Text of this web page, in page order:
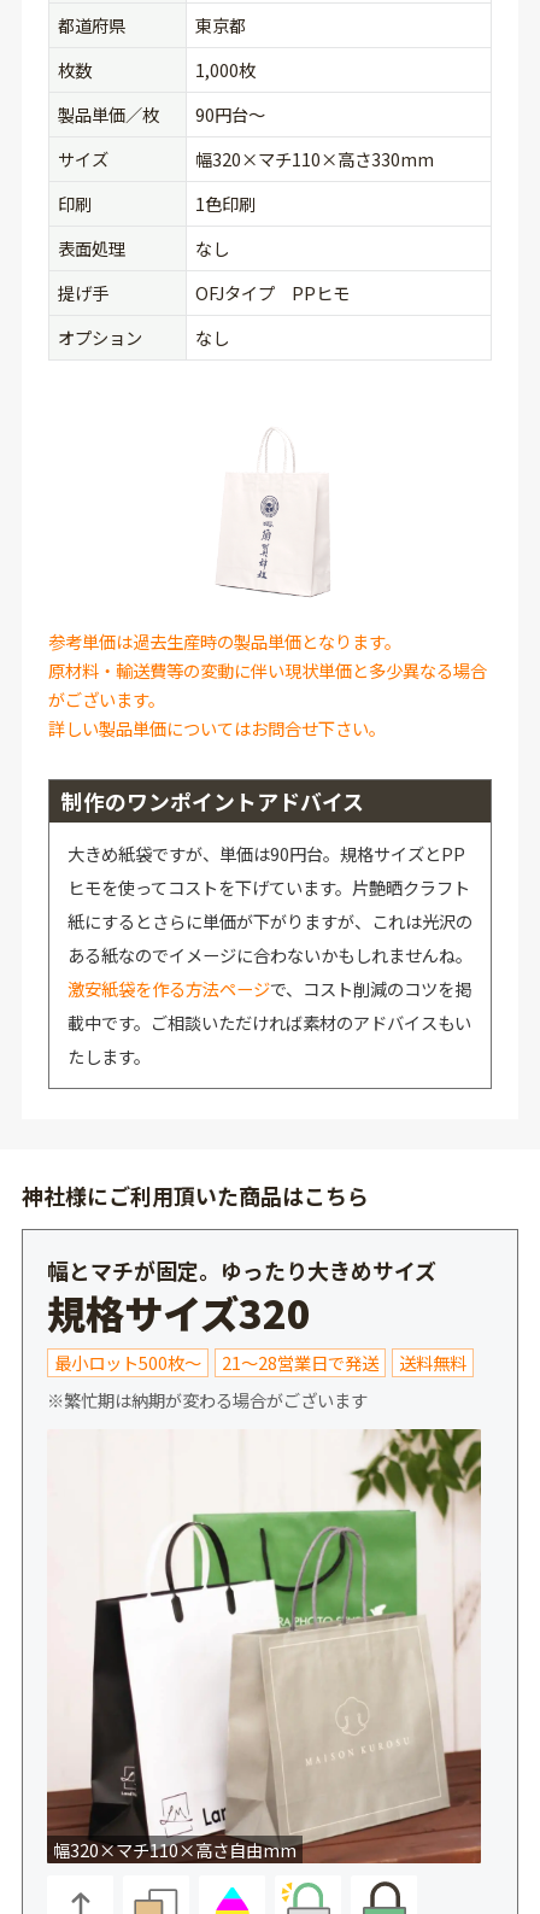
都道府県
東京都
枚数
1,000枚
製品単価／枚
90円台〜
サイズ
幅320×マチ110×高さ330mm
印刷
1色印刷
表面処理
なし
提げ手
OFJタイプ PPヒモ
オプション
なし
参考単価は過去生産時の製品単価となります。
原材料・輸送費等の変動に伴い現状単価と多少異なる場合
がございます。
詳しい製品単価についてはお問合せ下さい。
制作のワンポイントアドバイス
大きめ紙袋ですが、単価は90円台。規格サイズとPP
ヒモを使ってコストを下げています。片艶晒クラフト
紙にするとさらに単価が下がりますが、これは光沢の
ある紙なのでイメージに合わないかもしれませんね。
激安紙袋を作る方法ページで、コスト削減のコツを掲
載中です。ご相談いただければ素材のアドバイスもい
たします。
神社様にご利用頂いた商品はこちら
幅とマチが固定。ゆったり大きめサイズ
規格サイズ320
最小ロット500枚～ 21～28営業日で発送
送料無料
※繁忙期は納期が変わる場合がございます
幅320×マチ110×高さ自由mm